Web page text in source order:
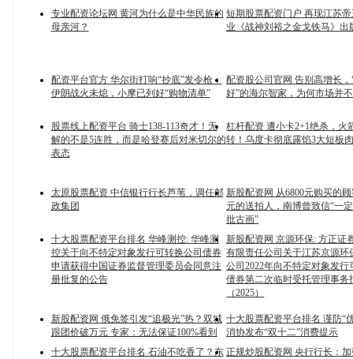
专业配资论坛网 黄河为什么是中华民族的
母亲河？
短期股票配资门户 再现江苏
业《战神刘裕之金戈铁马》出
配资平台官方 华尔街打响“抄底”发令枪：
伊朗战火未熄，小摩已列好“购物清单”
配资股公司官网 告别高增长，
好”的海尔智家，为何市场并
股票线上配资平台 骑士138-113奇才！无
解的不是5连胜，而是哈登赛后对米切尔的
表态
杠杆配资 遭小卡2+1绝杀，火
转！乌度卡彻底露馅3大短板
太原股票配资 中信银行行长芦苇，调任邮
政集团
新股配资网 从6800元购买的
元的送拍人，南博曾致信“一
批古画”
十大股票配资平台排名 华峰测控: 华峰测
控关于向不特定对象发行可转换公司债券
申请获得中国证券监督管理委员会同意注
册批复的公告
新股配资网 京源环保: 方正证
有限责任公司关于江苏京源环
公司2022年向不特定对象发行
债券第二次临时受托管理事务
（2025）
新股配资网 俄免签引发“追极光”热？双城
跟团价破万元 专家：无法保证100%看到
十大股票配资平台排名 谨防“
消协发布“双十二”消费提示
十大股票配资平台排名 石油不吃香了？东 正规炒股配资网 央行行长：